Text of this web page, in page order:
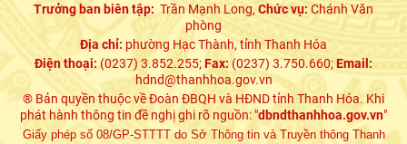
Trưởng ban biên tập: Trần Mạnh Long,Chức vụ:Chánh Văn
phòng
Địa chỉ: phường Hạc Thành, tỉnh Thanh Hóa
Điện thoại: (0237) 3.852.255;Fax:(0237) 3.750.660;Email:
hdnd@thanhhoa.gov.vn
® Bản quyền thuộc về Đoàn ĐBQH và HĐND tỉnh Thanh Hóa. Khi
phát hành thông tin đề nghị ghi rõ nguồn: "dbndthanhhoa.gov.vn"
Giấy phép số 08/GP-STTTT do Sở Thông tin và Truyền thông Thanh